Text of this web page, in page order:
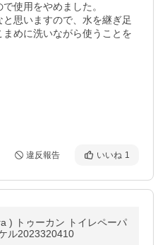
使用をやめました。
思いますので、水を継ぎ足
めに洗いながら使うことを
違反報告 いいね 1
ーパ
ル2023320410